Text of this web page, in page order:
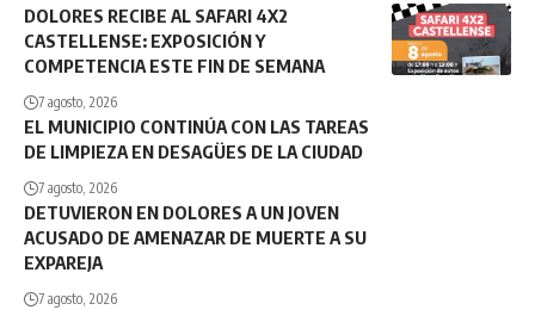
DOLORES RECIBE AL SAFARI 4X2
CASTELLENSE: EXPOSICIÓN Y
COMPETENCIA ESTE FIN DE SEMANA
7 agosto, 2026
EL MUNICIPIO CONTINÚA CON LAS TAREAS
DE LIMPIEZA EN DESAGÜES DE LA CIUDAD
7 agosto, 2026
DETUVIERON EN DOLORES A UN JOVEN
ACUSADO DE AMENAZAR DE MUERTE A SU
EXPAREJA
7 agosto, 2026